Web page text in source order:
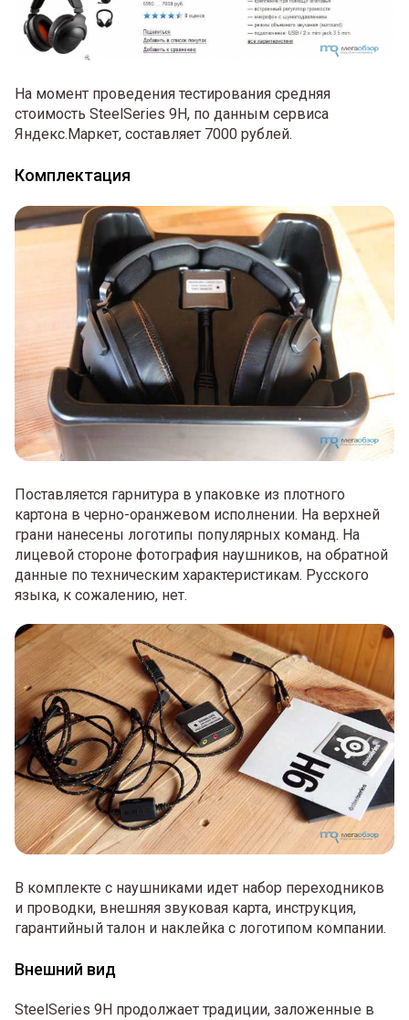
На момент проведения тестирования средняя
стоимость SteelSeries 9H, по данным сервиса
Яндекс.Маркет, составляет 7000 рублей.
Комплектация
Поставляется гарнитура в упаковке из плотного
картона в черно-оранжевом исполнении. На верхней
грани нанесены логотипы популярных команд. На
лицевой стороне фотография наушников, на обратной
данные по техническим характеристикам. Русского
языка, к сожалению, нет.
В комплекте с наушниками идет набор переходников
и проводки, внешняя звуковая карта, инструкция,
гарантийный талон и наклейка с логотипом компании.
Внешний вид
SteelSeries 9H продолжает традиции, заложенные в